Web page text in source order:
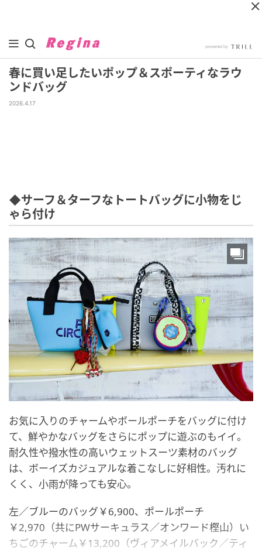
春に買い足したいポップ＆スポーティなラウ
ンドバッグ
2026.4.17
◆サーフ＆ターフなトートバッグに小物をじ
ゃら付け
お気に入りのチャームやボールポーチをバッグに付け
て、鮮やかなバッグをさらにポップに遊ぶのもイイ。
耐久性や撥水性の高いウェットスーツ素材のバッグ
は、ボーイズカジュアルな着こなしに好相性。汚れに
くく、小雨が降っても安心。
左／ブルーのバッグ￥6,900、ポールポーチ
￥2,970（共にPWサーキュラス／オンワード樫山）い
ちごのチャーム￥13,200（ヴィアメイルバック／ティ